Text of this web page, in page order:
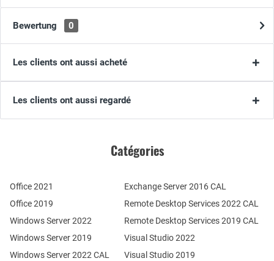
Bewertung 0
Les clients ont aussi acheté
Les clients ont aussi regardé
Catégories
Office 2021
Office 2019
Windows Server 2022
Windows Server 2019
Windows Server 2022 CAL
Remote Desktop Services 2022 CAL
Remote Desktop Services 2019 CAL
Exchange Server 2016 CAL
Visual Studio 2022
Visual Studio 2019